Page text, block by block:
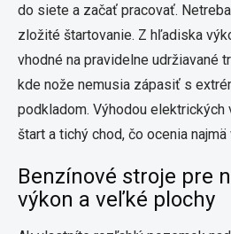
do siete a začať pracovať.
zložité štartovanie. Z hľadiska
vhodné na pravidelne udržiavané
kde nože nemusia zápasiť s
podkladom. Výhodou
štart a tichý chod, čo ocenia
Benzínové stroje pre
výkon a veľké plochy